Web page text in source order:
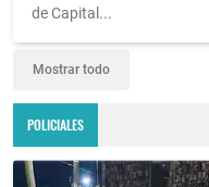
de Capital...
Mostrar todo
POLICIALES